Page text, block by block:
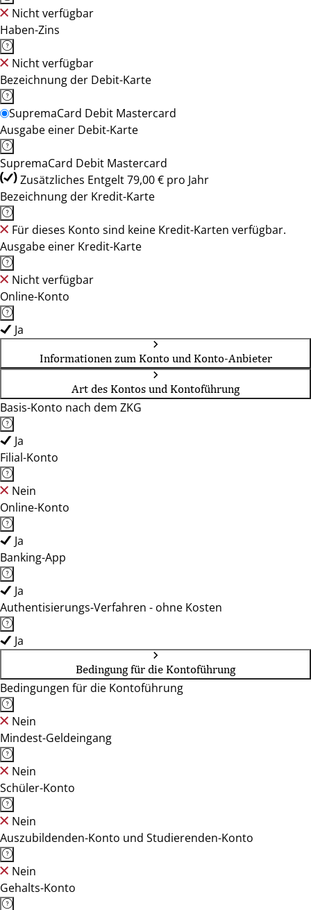
Nicht verfügbar
Haben-Zins
Nicht verfügbar
Bezeichnung der Debit-Karte
SupremaCard Debit Mastercard
Ausgabe einer Debit-Karte
SupremaCard Debit Mastercard
Zusätzliches Entgelt 79,00 € pro Jahr
Bezeichnung der Kredit-Karte
Für dieses Konto sind keine Kredit-Karten verfügbar.
Ausgabe einer Kredit-Karte
Nicht verfügbar
Online-Konto
Ja
Informationen zum Konto und Konto-Anbieter
Art des Kontos und Kontoführung
Basis-Konto nach dem ZKG
Ja
Filial-Konto
Nein
Online-Konto
Ja
Banking-App
Ja
Authentisierungs-Verfahren - ohne Kosten
Ja
Bedingung für die Kontoführung
Bedingungen für die Kontoführung
Nein
Mindest-Geldeingang
Nein
Schüler-Konto
Nein
Auszubildenden-Konto und Studierenden-Konto
Nein
Gehalts-Konto